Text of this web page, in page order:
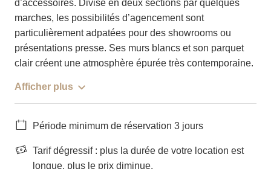
d’accessoires. Divisé en deux sections par quelques
marches, les possibilités d’agencement sont
particulièrement adpatées pour des showrooms ou
présentations presse. Ses murs blancs et son parquet
clair créent une atmosphère épurée très contemporaine.
Afficher plus
Période minimum de réservation 3 jours
Tarif dégressif : plus la durée de votre location est
longue, plus le prix diminue.